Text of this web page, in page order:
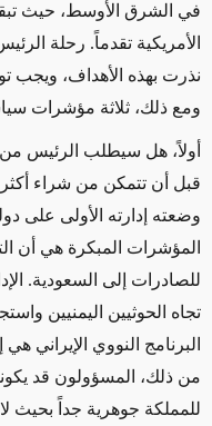
في الشرق الأوسط، حيث
الأمريكية تقدماً. رحلة
نذرت بهذه الأهداف، ويجب
ومع ذلك، ثلاثة مؤشرات
أولاً، هل سيطلب الرئيس من
قبل أن تتمكن من شراء أكثر
وضعته إدارته الأولى على
المؤشرات المبكرة هي أن
للصادرات إلى السعودية.
تجاه الحوثيين اليمنيين
البرنامج النووي الإيراني
من ذلك، المسؤولون قد
للمملكة جوهرية جداً بحيث